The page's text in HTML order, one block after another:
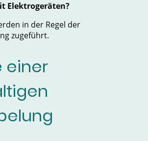
Elektrogeräten?
in der Regel der
zugeführt.
einer